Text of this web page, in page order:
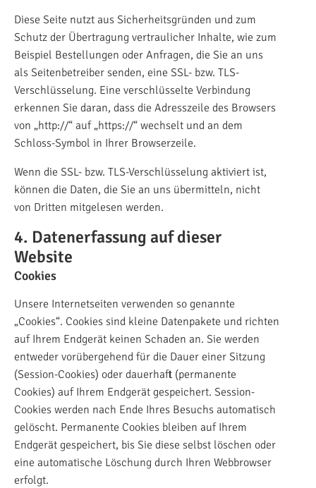
Diese Seite nutzt aus Sicherheitsgründen und zum
Schutz der Übertragung vertraulicher Inhalte, wie zum
Beispiel Bestellungen oder Anfragen, die Sie an uns
als Seitenbetreiber senden, eine SSL- bzw. TLS-
Verschlüsselung. Eine verschlüsselte Verbindung
erkennen Sie daran, dass die Adresszeile des Browsers
von „http://“ auf „https://“ wechselt und an dem
Schloss-Symbol in Ihrer Browserzeile.
Wenn die SSL- bzw. TLS-Verschlüsselung aktiviert ist,
können die Daten, die Sie an uns übermitteln, nicht
von Dritten mitgelesen werden.
4. Datenerfassung auf dieser
Website
Cookies
Unsere Internetseiten verwenden so genannte
„Cookies“. Cookies sind kleine Datenpakete und richten
auf Ihrem Endgerät keinen Schaden an. Sie werden
entweder vorübergehend für die Dauer einer Sitzung
(Session-Cookies) oder dauerhaft (permanente
Cookies) auf Ihrem Endgerät gespeichert. Session-
Cookies werden nach Ende Ihres Besuchs automatisch
gelöscht. Permanente Cookies bleiben auf Ihrem
Endgerät gespeichert, bis Sie diese selbst löschen oder
eine automatische Löschung durch Ihren Webbrowser
erfolgt.